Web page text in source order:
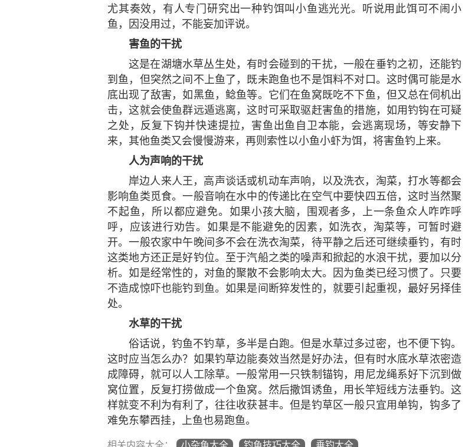
尤其奏效，有人专门研究出一种钓饵叫小鱼逃光光。听说用此饵可不闹小
鱼，因没用过，不能妄加评说。
害鱼的干扰
这是在湖塘水草丛生处，有时会碰到的干扰，一般在垂钓之初，还能钓
到鱼，但突然之间不上鱼了，既未跑鱼也不是饵料不对口。这时偶可能是水
底出现了敌害，如黑鱼，鲶鱼等。它们在鱼窝既吃不下鱼，但又总在伺机出
击，这就会使鱼群远遁逃离，这时可采取驱赶害鱼的措施，如用钓钩在可疑
之处，反复下钩并快速提拉，害鱼出鱼自卫本能，会逃离现场，等安静下
来，其他鱼类又会慢慢游来，再则索性以小鱼小虾为饵，将害鱼钓上来。
人为声响的干扰
岸边人来人王，高声谈话或机动车声响，以及洗衣，淘菜，打水等都会
影响鱼类觅食。一般音响在水中的传递比在空气中要快四五倍，这时当然聚
不起鱼，所以都应避免。如果小孩大脑，围观者多，上一条鱼众人咋咋呼
呼，应该进行劝告。如果是不能避免的因素，如洗衣，淘菜等，可暂时避
开。一般农家中午晚间多不会在洗衣淘菜，待平静之后还可继续垂钓，有时
这类地方还正是好钓位。至于汽船之类的噪声和掀起的水浪干扰，要加以分
析。如是经常性的，对鱼的聚散不会影响太大。因为鱼类已经习惯了。只要
不造成惊吓也能钓到鱼。如果是间断猝发性的，就要引起重视，最好另择佳
处。
水草的干扰
俗话说，钓鱼不钓草，多半是白跑。但是水草过多过密，也不便下钩。
这时应当怎么办？如果钓草边能奏效当然是好办法，但有时水底水草浓密造
成障碍，就可以人工除草。一般常用一只铁制锚钩，用尼龙绳系好下沉到做
窝位置，反复打捞做成一个鱼窝。然后撒饵诱鱼，用长竿短线方法垂钓。这
样就变不利为有利了，往往收获甚丰。但是钓草区一般只宜用单钩，钩多了
难免东攀西挂，上鱼也易跑鱼。
相关内容大全： 小杂鱼大全 钓鱼技巧大全 垂钓大全